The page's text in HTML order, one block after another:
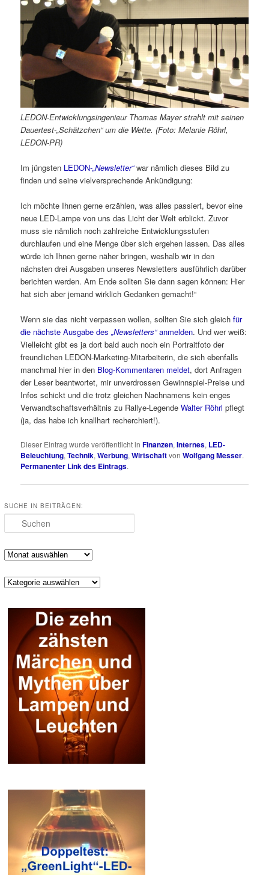
LEDON-Entwicklungsingenieur Thomas Mayer strahlt mit seinen
Dauertest-„Schätzchen“ um die Wette. (Foto: Melanie Röhrl,
LEDON-PR)
Im jüngsten LEDON-„Newsletter“war nämlich dieses Bild zu
finden und seine vielversprechende Ankündigung:
Ich möchte Ihnen gerne erzählen, was alles passiert, bevor eine
neue LED-Lampe von uns das Licht der Welt erblickt. Zuvor
muss sie nämlich noch zahlreiche Entwicklungsstufen
durchlaufen und eine Menge über sich ergehen lassen. Das alles
würde ich Ihnen gerne näher bringen, weshalb wir in den
nächsten drei Ausgaben unseres Newsletters ausführlich darüber
berichten werden. Am Ende sollten Sie dann sagen können: Hier
hat sich aber jemand wirklich Gedanken gemacht!“
Wenn sie das nicht verpassen wollen, sollten Sie sich gleichfür
die nächste Ausgabe des„Newsletters“anmelden. Und wer weiß:
Vielleicht gibt es ja dort bald auch noch ein Portraitfoto der
freundlichen LEDON-Marketing-Mitarbeiterin, die sich ebenfalls
manchmal hier in den Blog-Kommentaren meldet, dort Anfragen
der Leser beantwortet, mir unverdrossen Gewinnspiel-Preise und
Infos schickt und die trotz gleichen Nachnamens kein enges
Verwandtschaftsverhältnis zu Rallye-LegendeWalter Röhrl pflegt
(ja, das habe ich knallhart recherchiert!).
Dieser Eintrag wurde veröffentlicht inFinanzen,Internes, LED-
Beleuchtung,Technik,Werbung,WirtschaftvonWolfgang Messer.
Permanenter Link des Eintrags.
SUCHE IN BEITRÄGEN:
Suchen